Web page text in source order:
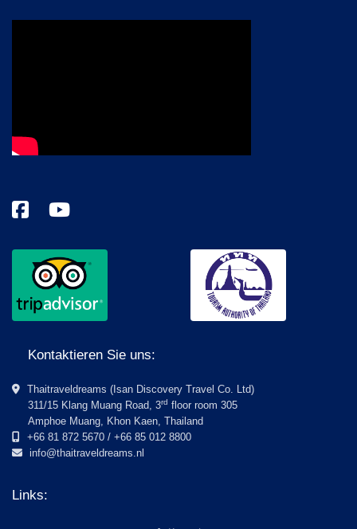
Kontaktieren Sie uns:
Thaitraveldreams (Isan Discovery Travel Co. Ltd)
311/15 Klang Muang Road, 3rd floor room 305
Amphoe Muang, Khon Kaen, Thailand
+66 81 872 5670 / +66 85 012 8800
info@thaitraveldreams.nl
Links: